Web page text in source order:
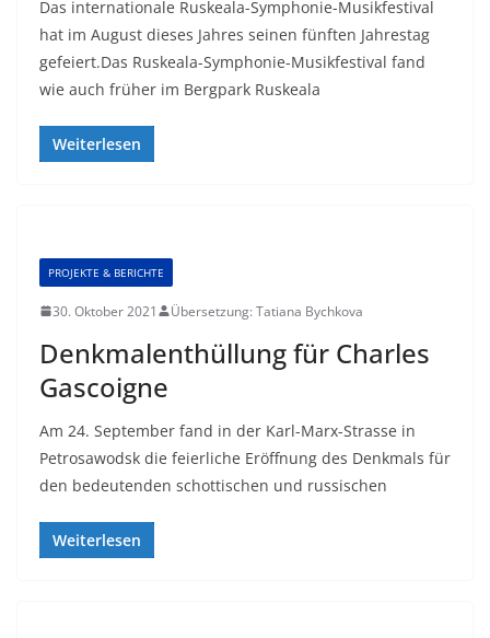
Das internationale Ruskeala-Symphonie-Musikfestival
hat im August dieses Jahres seinen fünften Jahrestag
gefeiert.Das Ruskeala-Symphonie-Musikfestival fand
wie auch früher im Bergpark Ruskeala
Weiterlesen
PROJEKTE & BERICHTE
30. Oktober 2021 Übersetzung: Tatiana Bychkova
Denkmalenthüllung für Charles
Gascoigne
Am 24. September fand in der Karl-Marx-Strasse in
Petrosawodsk die feierliche Eröffnung des Denkmals für
den bedeutenden schottischen und russischen
Weiterlesen